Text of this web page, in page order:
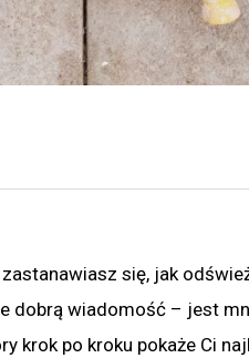
się, jak
dobrą wiadomość – jest
krok po kroku pokaże Ci